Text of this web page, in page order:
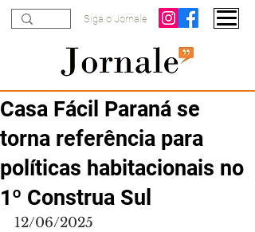
Siga o Jornale
Casa Fácil Paraná se
torna referência para
políticas habitacionais no
1º Construa Sul
12/06/2025